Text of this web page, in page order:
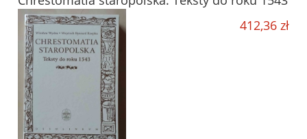
412,36 zł